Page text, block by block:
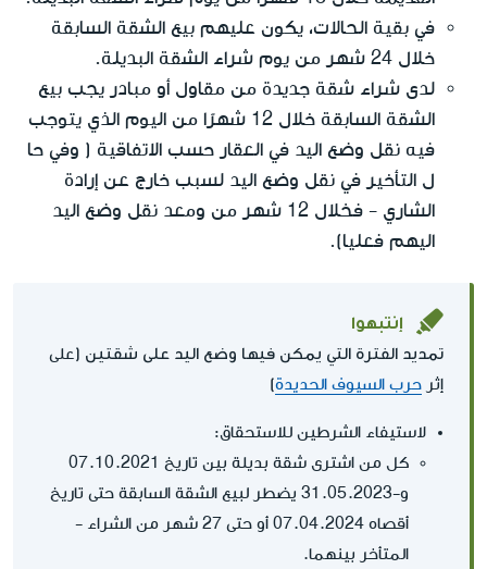
في بقية الحالات، يكون عليهم بيع الشقة السابقة
خلال 24 شهر من يوم شراء الشقة البديلة.
لدى شراء شقة جديدة من مقاول أو مبادر يجب بيع
الشقة السابقة خلال 12 شهرًا من اليوم الذي يتوجب
فيه نقل وضع اليد في العقار حسب الاتفاقية ( وفي حا
ل التأخير في نقل وضع اليد لسبب خارج عن إرادة
الشاري - فخلال 12 شهر من ومعد نقل وضع اليد
اليهم فعليا).
إنتبهوا
تمديد الفترة التي يمكن فيها وضع اليد على شقتين (على
إثر حرب السيوف الحديدة)
لاستيفاء الشرطين للاستحقاق:
كل من اشترى شقة بديلة بين تاريخ 07.10.2021
و-31.05.2023 يضطر لبيع الشقة السابقة حتى تاريخ
أقصاه 07.04.2024 أو حتى 27 شهر من الشراء -
المتأخر بينهما.